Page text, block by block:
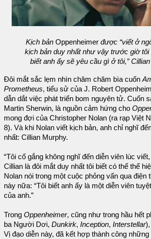
Kịch bản Oppenheimer được “viết ở
kịch bản duy nhất như vậy trước giờ tôi
biết anh ấy sẽ yêu cầu gì ở tôi,”
Đôi mắt sắc lẹm nhìn chăm chăm bìa cuốn
Prometheus, tiểu sử của J. Robert
dẫn dắt việc phát triển bom nguyên tử. Cuốn
Martin Sherwin, là nguồn cảm hứng cho
mong đợi của Christopher Nolan (ra rạp Việt
8). Và khi Nolan viết kịch bản, anh chỉ nghĩ
nhất: Cillian Murphy.
“Tôi cố gắng không nghĩ đến diễn viên lúc
Cillian là đôi mắt duy nhất tôi biết có thể thể
Nolan nói trong một cuộc phỏng vấn qua điện
này nữa: “Tôi biết anh ấy là một diễn viên
của anh.”
Trong Oppenheimer, cũng như trong hầu hết
ba Người Dơi, Dunkirk, Inception, Interstellar
Vị đạo diễn này, đã kết hợp thành công